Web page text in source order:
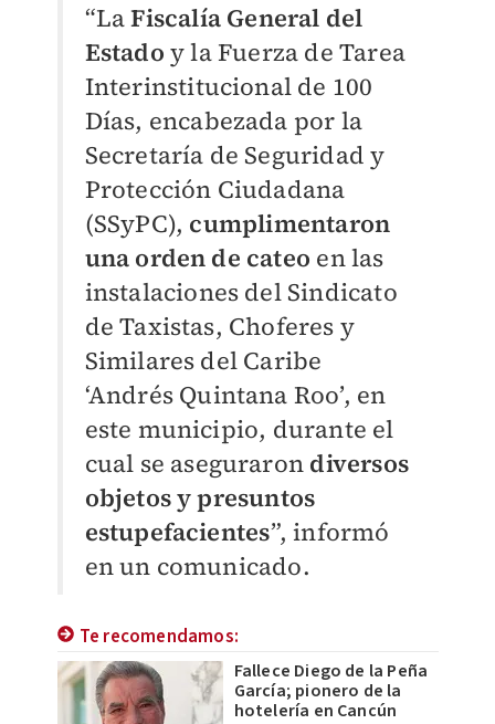
“LaFiscalía General del
Estado y la Fuerza de Tarea
Interinstitucional de 100
Días, encabezada por la
Secretaría de Seguridad y
Protección Ciudadana
(SSyPC), cumplimentaron
una orden de cateo en las
instalaciones del Sindicato
de Taxistas, Choferes y
Similares del Caribe
‘Andrés Quintana Roo’, en
este municipio, durante el
cual se aseguraron diversos
objetos y presuntos
estupefacientes”, informó
en un comunicado.
Te recomendamos:
Fallece Diego de la Peña
García; pionero de la
hotelería en Cancún